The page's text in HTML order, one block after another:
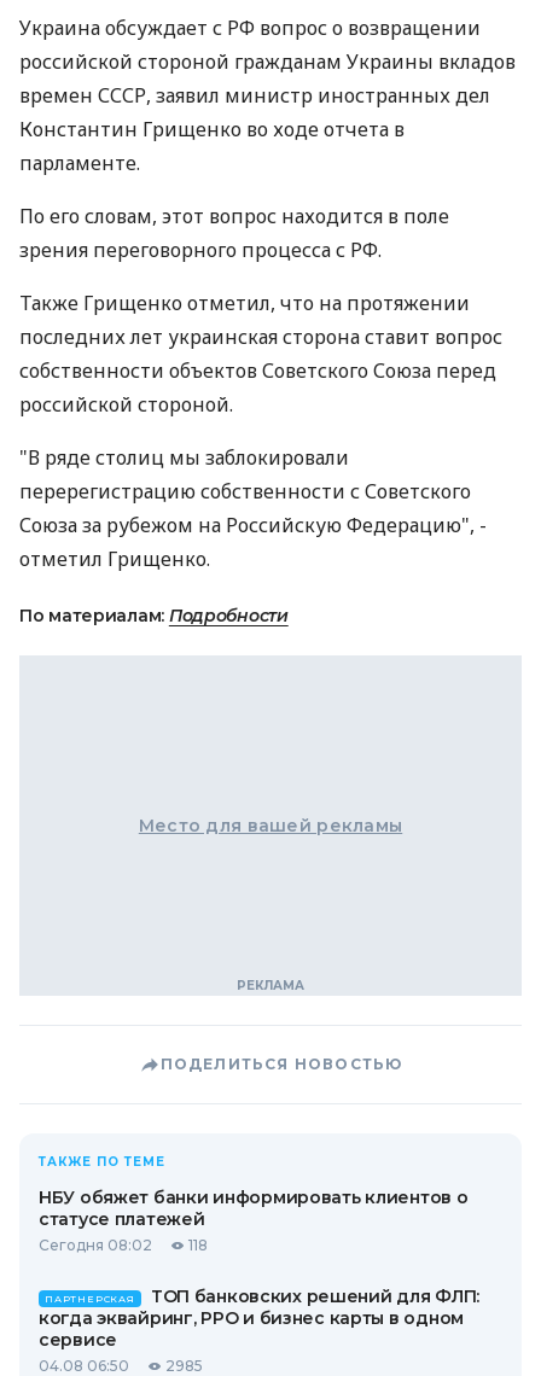
Украина обсуждает с РФ вопрос о возвращении
российской стороной гражданам Украины вкладов
времен СССР, заявил министр иностранных дел
Константин Грищенко во ходе отчета в
парламенте.
По его словам, этот вопрос находится в поле
зрения переговорного процесса с РФ.
Также Грищенко отметил, что на протяжении
последних лет украинская сторона ставит вопрос
собственности объектов Советского Союза перед
российской стороной.
"В ряде столиц мы заблокировали
перерегистрацию собственности с Советского
Союза за рубежом на Российскую Федерацию", -
отметил Грищенко.
По материалам: Подробности
Место для вашей рекламы
ПОДЕЛИТЬСЯ НОВОСТЬЮ
ТАКЖЕ ПО ТЕМЕ
НБУ обяжет банки информировать клиентов о
статусе платежей
Сегодня 08:02 118
ПАРТНЕРСКАЯ
ТОП банковских решений для ФЛП:
когда эквайринг, РРО и бизнес карты в одном
сервисе
04.08 06:50 2985